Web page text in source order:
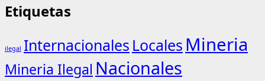
Etiquetas
ilegal Internacionales Locales Mineria
Mineria Ilegal Nacionales